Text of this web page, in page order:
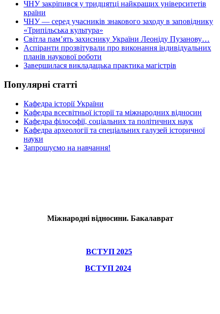
ЧНУ закріпився у тридцятці найкращих університетів
країни
ЧНУ — серед учасників знакового заходу в заповіднику
«Трипільська культура»
Світла пам’ять захиснику України Леоніду Пузанову…
Аспіранти прозвітували про виконання індивідуальних
планів наукової роботи
Завершилася викладацька практика магістрів
Популярні статті
Кафедра історії України
Кафедра всесвітньої історії та міжнародних відносин
Кафедра філософії, соціальних та політичних наук
Кафедра археології та спеціальних галузей історичної
науки
Запрошуємо на навчання!
Міжнародні відносини. Бакалаврат
ВСТУП 2025
ВСТУП 2024